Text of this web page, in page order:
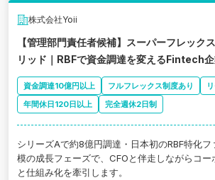
株式会社Yoii
【管理部門責任者候補】スーパーフレック
リッド｜RBFで資金調達を変えるFintech
資金調達10億円以上 フルフレックス制度あり
年間休日120日以上
完全週休2日制
シリーズAで約8億円調達・日本初のRBF特化
模の成長フェーズで、CFOと伴走しながらコ
と仕組み化を牽引します。